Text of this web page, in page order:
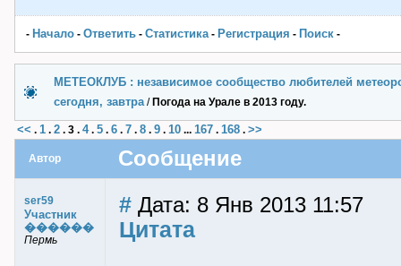
- Начало - Ответить - Статистика- Pегистрация - Поиск -
МЕТЕОКЛУБ : независимое сообщество любителей
сегодня, завтра/ Погода на Урале в 2013 году.
<< . 1 . 2 . 3 . 4. 5 . 6 . 7 . 8 . 9 . 10 ... 167 . 168 . >>
Автор Сообщение
ser59
Участник
������
Пермь
# Дата: 8 Янв 2013 11:57
Цитата